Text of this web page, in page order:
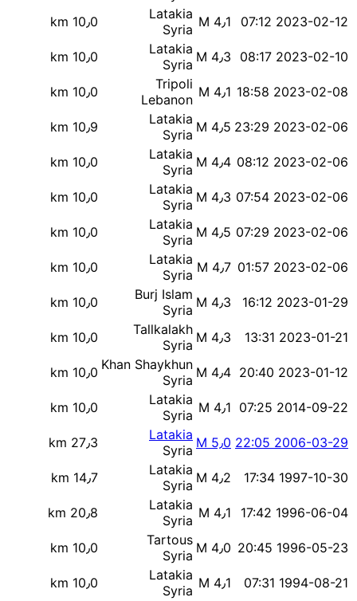
2023-02-12 07:12 M 4٫1 Latakia
Syria
10٫0 km
2023-02-10 08:17 M 4٫3 Latakia
Syria
10٫0 km
2023-02-08 18:58 M 4٫1 Tripoli
Lebanon
10٫0 km
2023-02-06 23:29 M 4٫5 Latakia
Syria
10٫9 km
2023-02-06 08:12 M 4٫4 Latakia
Syria
10٫0 km
2023-02-06 07:54 M 4٫3 Latakia
Syria
10٫0 km
2023-02-06 07:29 M 4٫5 Latakia
Syria
10٫0 km
2023-02-06 01:57 M 4٫7 Latakia
Syria
10٫0 km
2023-01-29 16:12 M 4٫3 Burj Islam
Syria
10٫0 km
2023-01-21 13:31 M 4٫3 Tallkalakh
Syria
10٫0 km
2023-01-12 20:40 M 4٫4 Khan Shaykhun
Syria
10٫0 km
2014-09-22 07:25 M 4٫1 Latakia
Syria
10٫0 km
2006-03-29 22:05 M 5٫0 Latakia
Syria
27٫3 km
1997-10-30 17:34 M 4٫2 Latakia
Syria
14٫7 km
1996-06-04 17:42 M 4٫1 Latakia
Syria
20٫8 km
1996-05-23 20:45 M 4٫0 Tartous
Syria
10٫0 km
1994-08-21 07:31 M 4٫1 Latakia
Syria
10٫0 km